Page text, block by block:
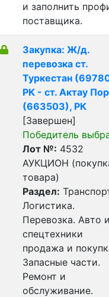
и заполнить
поставщика.
Закупка: Ж/д.
перевозка ст.
Туркестан
РК - ст. Актау
(663503), РК
[Завершен]
Победитель
Лот №: 4532
АУКЦИОН
товара)
Раздел:
Логистика.
Перевозка. Авто и
спецтехники
продажа и
Запасные части.
Ремонт и
обслуживание.